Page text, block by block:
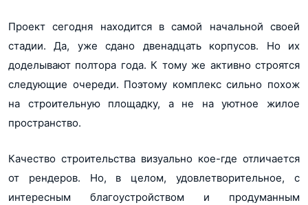
Проект сегодня находится в самой начальной своей
стадии. Да, уже сдано двенадцать корпусов. Но их
доделывают полтора года. К тому же активно строятся
следующие очереди. Поэтому комплекс сильно похож
на строительную площадку, а не на уютное жилое
пространство.
Качество строительства визуально кое-где отличается
от рендеров. Но, в целом, удовлетворительное, с
интересным благоустройством и продуманным